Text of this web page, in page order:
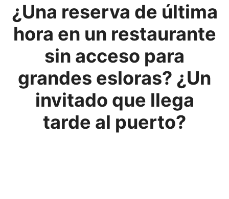
¿Una reserva de última
hora en un restaurante
sin acceso para
grandes esloras? ¿Un
invitado que llega
tarde al puerto?